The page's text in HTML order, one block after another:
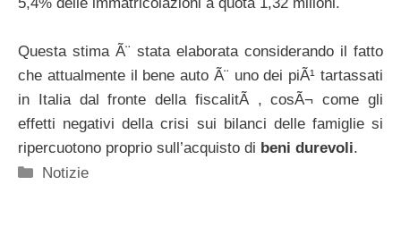
Questa stima Ã¨ stata elaborata considerando il fatto
che attualmente il bene auto Ã¨ uno dei piÃ¹ tartassati
in Italia dal fronte della fiscalitÃ , cosÃ¬ come gli
effetti negativi della crisi sui bilanci delle famiglie si
ripercuotono proprio sull’acquisto di beni durevoli.
Categorie
Notizie